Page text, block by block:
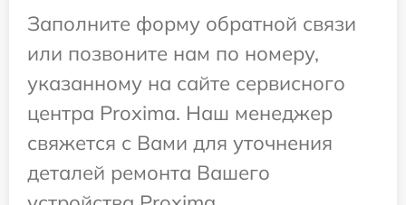
Заполните форму обратной связи
или позвоните нам по номеру,
указанному на сайте сервисного
центра Proxima. Наш менеджер
свяжется с Вами для уточнения
деталей ремонта Вашего